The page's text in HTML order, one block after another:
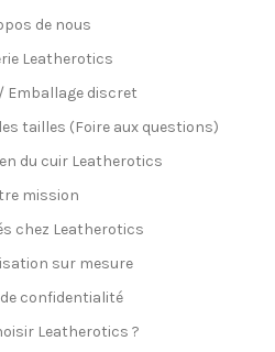
de nous
Leatherotics
Emballage discret
tailles (Foire aux questions)
du cuir Leatherotics
mission
chez Leatherotics
sur mesure
confidentialité
Leatherotics ?